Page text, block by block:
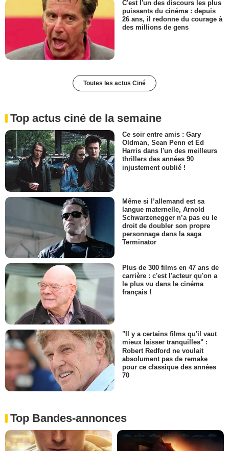
C'est l'un des discours les plus
puissants du cinéma : depuis
26 ans, il redonne du courage à
des millions de gens
Toutes les actus Ciné
Top actus ciné de la semaine
Ce soir entre amis : Gary
Oldman, Sean Penn et Ed
Harris dans l'un des meilleurs
thrillers des années 90
injustement oublié !
Même si l’allemand est sa
langue maternelle, Arnold
Schwarzenegger n’a pas eu le
droit de doubler son propre
personnage dans la saga
Terminator
Plus de 300 films en 47 ans de
carrière : c'est l'acteur qu'on a
le plus vu dans le cinéma
français !
"Il y a certains films qu'il vaut
mieux laisser tranquilles" :
Robert Redford ne voulait
absolument pas de remake
pour ce classique des années
70
Top Bandes-annonces